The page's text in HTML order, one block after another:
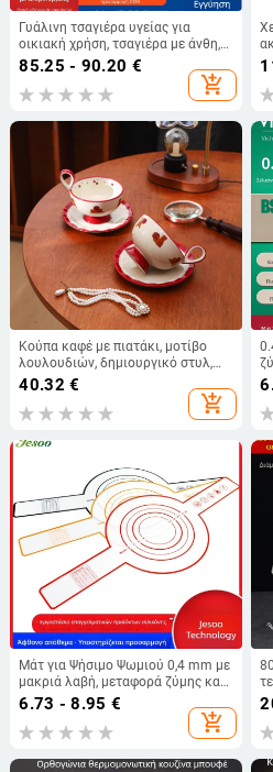
Γυάλινη τσαγιέρα υγείας για
οικιακή χρήση, τσαγιέρα με άνθη,
πολυλειτουργικός
διαχωριζόμενος σχεδιασμός, 110V
85.25 - 90.20 €
add_shopping_cart
Κούπα καφέ με πιατάκι, μοτίβο
λουλουδιών, δημιουργικό στυλ,
0,7 kg, σε κουτί από χαρτόνι
40.32 €
add_shopping_cart
Μάτ για Ψήσιμο Ψωμιού 0,4 mm με
μακριά λαβή, μεταφορά ζύμης και
πίτσας, αντοχή σε υψηλές
θερμοκρασίες, ολλανδικού στυλ
6.73 - 8.95 €
add_shopping_cart